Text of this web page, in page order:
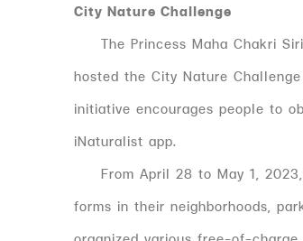
City Nature Challenge
The Princess Maha Chakri
hosted the City Nature
initiative encourages people to
iNaturalist app.
From April 28 to May 1, 2023,
forms in their neighborhoods,